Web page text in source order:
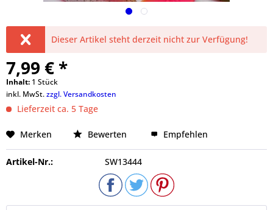
Dieser Artikel steht derzeit nicht zur Verfügung!
7,99 € *
Inhalt: 1 Stück
inkl. MwSt.zzgl. Versandkosten
Lieferzeit ca. 5 Tage
Merken Bewerten Empfehlen
Artikel-Nr.: SW13444